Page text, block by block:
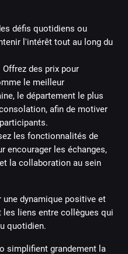
défis quotidiens ou
l'intérêt tout au long du
Offrez des prix pour
le meilleur
le département le plus
afin de motiver
les fonctionnalités de
encourager les échanges,
la collaboration au sein
une dynamique positive et
les liens entre collègues qui
quotidien.
simplifient grandement la